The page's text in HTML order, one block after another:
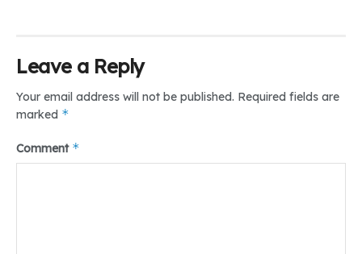
Sumber Foto: beritasatu.com
Tags:
Leave a Reply
Your email address will not be published. Required fields are
marked *
Comment *